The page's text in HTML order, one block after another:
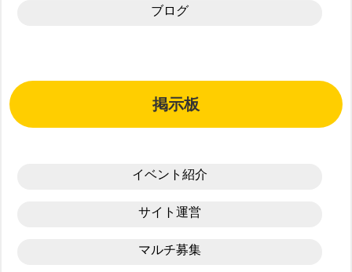
ブログ
掲示板
イベント紹介
サイト運営
マルチ募集